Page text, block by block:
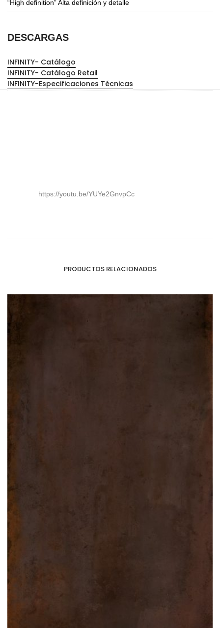
“High definition” Alta definición y detalle
DESCARGAS
INFINITY- Catálogo
INFINITY- Catálogo Retail
INFINITY-Especificaciones Técnicas
https://youtu.be/YUYe2GnvpCc
PRODUCTOS RELACIONADOS